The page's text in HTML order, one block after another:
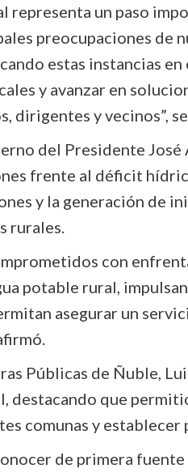
representa un paso
preocupaciones de
estas instancias en
y avanzar en
dirigentes y vecinos”,
del Presidente
frente al déficit
y la generación de
rurales.
con
potable rural,
asegurar un
Públicas de Ñuble,
destacando que
comunas y establecer
de primera